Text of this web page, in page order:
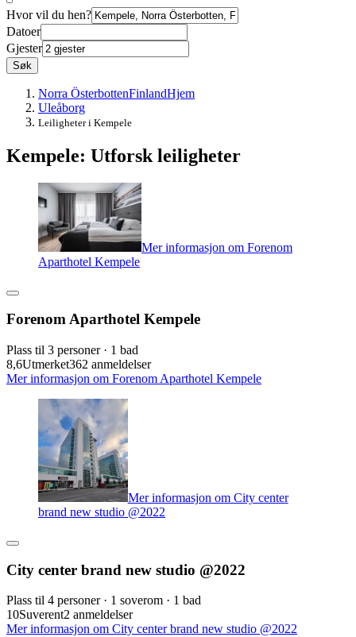
Hvor vil du hen?
Datoer
Gjester
Søk
Norra ÖsterbottenFinlandHjem
Uleåborg
Leiligheter i Kempele
Kempele: Utforsk leiligheter
Mer informasjon om Forenom
Aparthotel Kempele
Forenom Aparthotel Kempele
Plass til 3 personer · 1 bad
8,6Utmerket362 anmeldelser
Mer informasjon om Forenom Aparthotel Kempele
Mer informasjon om City center
brand new studio @2022
City center brand new studio @2022
Plass til 4 personer · 1 soverom · 1 bad
10Suverent2 anmeldelser
Mer informasjon om City center brand new studio @2022